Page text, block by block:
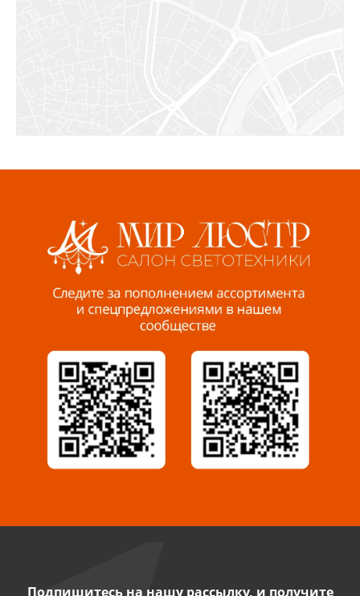
Пенза, ул. Пролетарская, 61 ТЦ "Стройбери"
Миасс, ул. Романенко, 95
8 922 500 30 39
Сызрань, ул. Декабристов, 1А
8 927 009 54 63
Саратов, ул. Танкистов, 37 (БЦ «Дикомп»)
Подпишитесь на нашу рассылку, и получите